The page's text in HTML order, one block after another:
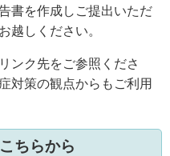
書を作成しご提出いただ
越しください。
ンク先をご参照くださ
対策の観点からもご利用
ちらから